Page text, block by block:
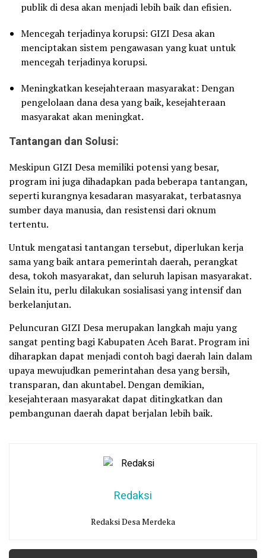
publik di desa akan menjadi lebih baik dan efisien.
Mencegah terjadinya korupsi: GIZI Desa akan
menciptakan sistem pengawasan yang kuat untuk
mencegah terjadinya korupsi.
Meningkatkan kesejahteraan masyarakat: Dengan
pengelolaan dana desa yang baik, kesejahteraan
masyarakat akan meningkat.
Tantangan dan Solusi:
Meskipun GIZI Desa memiliki potensi yang besar,
program ini juga dihadapkan pada beberapa tantangan,
seperti kurangnya kesadaran masyarakat, terbatasnya
sumber daya manusia, dan resistensi dari oknum
tertentu.
Untuk mengatasi tantangan tersebut, diperlukan kerja
sama yang baik antara pemerintah daerah, perangkat
desa, tokoh masyarakat, dan seluruh lapisan masyarakat.
Selain itu, perlu dilakukan sosialisasi yang intensif dan
berkelanjutan.
Peluncuran GIZI Desa merupakan langkah maju yang
sangat penting bagi Kabupaten Aceh Barat. Program ini
diharapkan dapat menjadi contoh bagi daerah lain dalam
upaya mewujudkan pemerintahan desa yang bersih,
transparan, dan akuntabel. Dengan demikian,
kesejahteraan masyarakat dapat ditingkatkan dan
pembangunan daerah dapat berjalan lebih baik.
Redaksi
Redaksi Desa Merdeka